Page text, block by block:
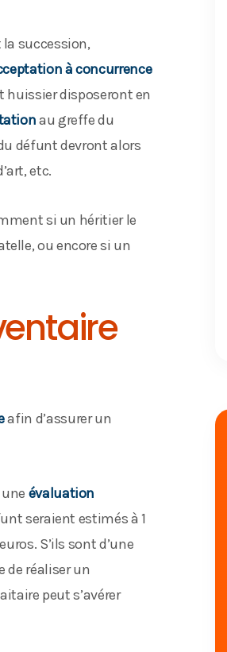
succession,
à concurrence
huissier disposeront en
au greffe du
défunt devront alors
etc.
si un héritier le
ou encore si un
afin d’assurer un
évaluation
seraient estimés à 1
S’ils sont d’une
de réaliser un
peut s’avérer